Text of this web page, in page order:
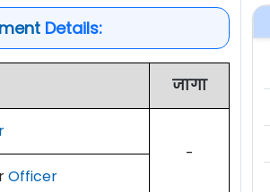
Details:
जागा
-
Officer